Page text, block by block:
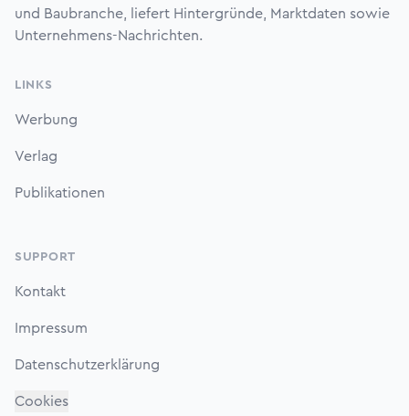
und Baubranche, liefert Hintergründe, Marktdaten sowie
Unternehmens-Nachrichten.
LINKS
Werbung
Verlag
Publikationen
SUPPORT
Kontakt
Impressum
Datenschutzerklärung
Cookies